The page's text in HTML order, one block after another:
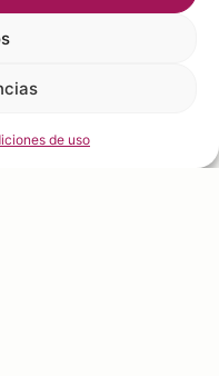
de uso